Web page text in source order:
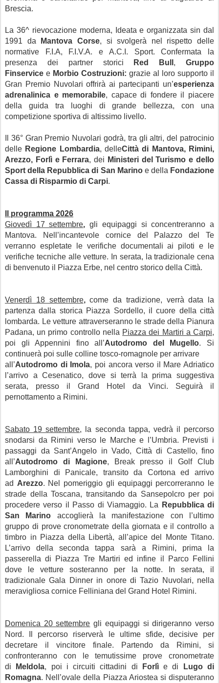
Brescia.
La 36^ rievocazione moderna, Ideata e organizzata sin dal
1991 da
Mantova Corse, si svolgerà nel rispetto delle
normative F.I.A, F.I.V.A. e A.C.I. Sport. Confermata la
presenza dei partner storici
Red Bull , Gruppo
Finservice e Morbio Costruzioni: grazie al loro supporto il
Gran Premio Nuvolari offrirà ai partecipanti un’esperienza
adrenalinica e memorabile, capace di fondere il piacere
della guida tra luoghi di grande bellezza, con una
competizione sportiva di altissimo livello.
Il 36° Gran Premio Nuvolari godrà, tra gli altri, del patrocinio
delle Regione Lombardia, delleCittà di Mantova, Rimini,
Arezzo, Forlì e Ferrara, dei Ministeri del Turismo e dello
Sport della Repubblica di San Marinoe della Fondazione
Cassa di Risparmio di Carpi.
Il programma 2026
Giovedì 17 settembre,gli equipaggi si concentreranno a
Mantova. Nell’incantevole cornice del Palazzo del Te
verranno espletate le verifiche documentali ai piloti e le
verifiche tecniche alle vetture. In serata, la tradizionale cena
di benvenuto il Piazza Erbe, nel centro storico della Città.
Venerdì 18 settembre,come da tradizione, verrà data la
partenza dalla storica Piazza Sordello, il cuore della città
lombarda. Le vetture attraverseranno le strade della Pianura
Padana, un primo controllo nella Piazza dei Martiri a Carpi,
poi gli Appennini fino all’Autodromo del Mugello. Si
continuerà poi sulle colline tosco-romagnole per arrivare
all’Autodromo di Imola, poi ancora verso il Mare Adriatico
l’arrivo a Cesenatico, dove si terrà la prima suggestiva
serata, presso il Grand Hotel da Vinci. Seguirà il
pernottamento a Rimini.
Sabato 19 settembre, la seconda tappa, vedrà il percorso
snodarsi da Rimini verso le Marche e l’Umbria. Previsti i
passaggi da Sant’Angelo in Vado, Città di Castello, fino
all’Autodromo di Magione, Break presso il Golf Club
Lamborghini di Panicale, transito da Cortona ed arrivo
ad Arezzo. Nel pomeriggio gli equipaggi percorreranno le
strade della Toscana, transitando da Sansepolcro per poi
procedere verso il Passo di Viamaggio. La
Repubblica di
San Marino accoglierà la manifestazione con l’ultimo
gruppo di prove cronometrate della giornata e il controllo a
timbro in Piazza della Libertà, all’apice del Monte Titano.
L’arrivo della seconda tappa sarà a Rimini, prima la
passerella di Piazza Tre Martiri ed infine il Parco Fellini
dove le vetture sosteranno per la notte. In serata, il
tradizionale Gala Dinner in onore di Tazio Nuvolari, nella
meravigliosa cornice Felliniana del Grand Hotel Rimini.
Domenica 20 settembre gli equipaggi si dirigeranno verso
Nord. Il percorso riserverà le ultime sfide, decisive per
decretare il vincitore finale. Partendo da Rimini, si
confronteranno con le temutissime prove cronometrate
di
Meldola, poi i circuiti cittadini di Forlìe di
Lugo di
Romagna. Nell’ovale della Piazza Ariostea si disputeranno